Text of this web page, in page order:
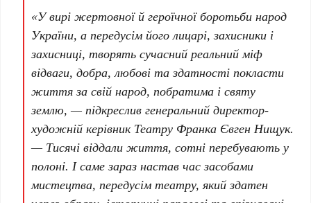
«У вирі жертовної й героїчної боротьби народ
України, а передусім його лицарі, захисники і
захисниці, творять сучасний реальний міф
відваги, добра, любові та здатності покласти
життя за свій народ, побратима і святу
землю, — підкреслив генеральний директор-
художній керівник Театру Франка Євген Нищук.
— Тисячі віддали життя, сотні перебувають у
полоні. І саме зараз настав час засобами
мистецтва, передусім театру, який здатен